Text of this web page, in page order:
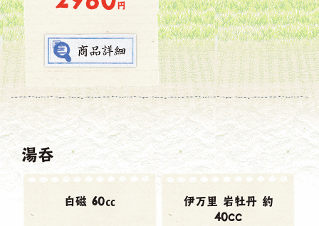
円
湯呑
白磁 60㏄
伊万里 岩牡丹 約
40cc